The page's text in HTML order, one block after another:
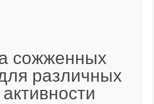
сожженных
различных